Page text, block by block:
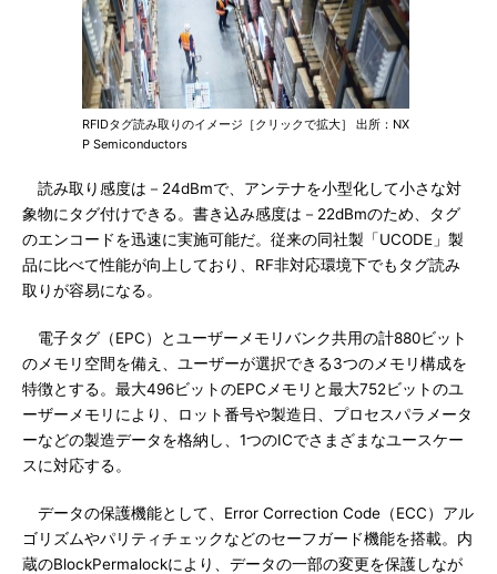
RFIDタグ読み取りのイメージ［クリックで拡大］ 出所：NX
P Semiconductors
読み取り感度は－24dBmで、アンテナを小型化して小さな対
象物にタグ付けできる。書き込み感度は－22dBmのため、タグ
のエンコードを迅速に実施可能だ。従来の同社製「UCODE」製
品に比べて性能が向上しており、RF非対応環境下でもタグ読み
取りが容易になる。
電子タグ（EPC）とユーザーメモリバンク共用の計880ビット
のメモリ空間を備え、ユーザーが選択できる3つのメモリ構成を
特徴とする。最大496ビットのEPCメモリと最大752ビットのユ
ーザーメモリにより、ロット番号や製造日、プロセスパラメータ
ーなどの製造データを格納し、1つのICでさまざまなユースケー
スに対応する。
データの保護機能として、Error Correction Code（ECC）アル
ゴリズムやパリティチェックなどのセーフガード機能を搭載。内
蔵のBlockPermalockにより、データの一部の変更を保護しなが